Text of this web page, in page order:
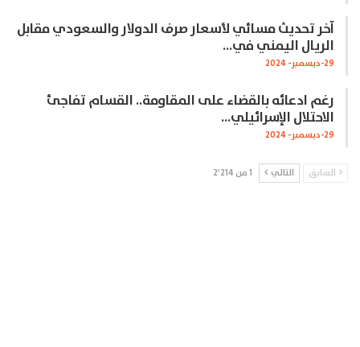
آخر تحديث مسائي لأسعار صرف الدولار والسعودي مقابل
الريال اليمني في…
29-ديسمبر- 2024
رغم ادعائه بالقضاء على المقاومة.. القسام تفاجئ
الاحتلال الإسرائيلي…
29-ديسمبر- 2024
السابق التالي 1 من 2٬214